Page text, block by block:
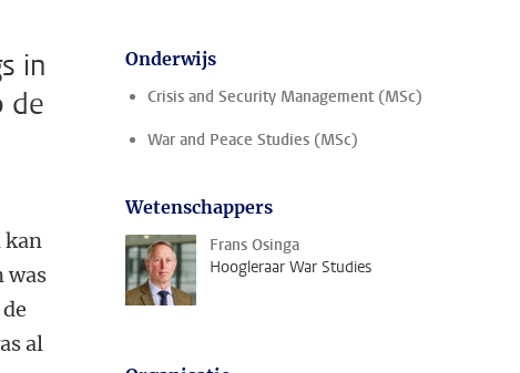
in
de
kan
was
al
Onderwijs
Crisis and Security Management (MSc)
War and Peace Studies (MSc)
Wetenschappers
Frans Osinga
Hoogleraar War Studies